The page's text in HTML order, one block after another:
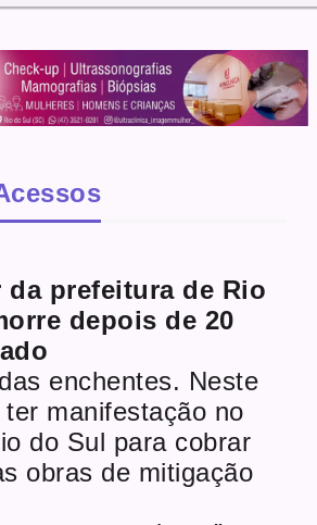
da prefeitura de Rio
depois de 20
enchentes. Neste
manifestação no
do Sul para cobrar
obras de mitigação